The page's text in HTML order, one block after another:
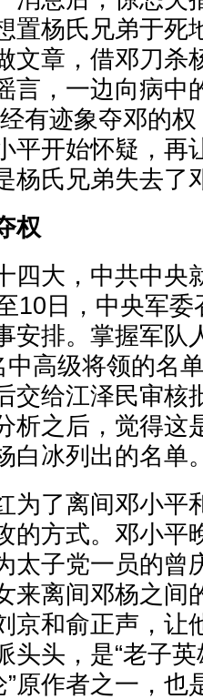
置杨氏兄弟于死
文章，借邓刀杀
言，一边向病中
有迹象夺邓的
平开始怀疑，再
杨氏兄弟失去了
权
大，中共中央
10日，中央军
安排。掌握军队
高级将领的名
交给江泽民审核
析之后，觉得这
白冰列出的名单
了离间邓小平
的方式。邓小平
太子党一员的曾
来离间邓杨之间
京和俞正声，让
头头，是“老子
”原作者之一，